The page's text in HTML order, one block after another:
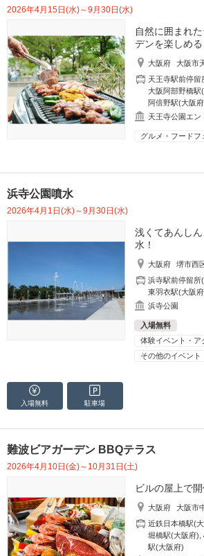
2026年4月15日(水)～9月30日(水)
自然に囲まれ
デンを楽しめる
大阪府
大阪市
天王寺駅前停留
大阪阿部野橋駅
阿倍野駅(大阪
天王寺公園エン
グルメ・フードフ
浜寺公園噴水
2026年4月1日(水)～9月30日(水)
浅くてあんし
水！
大阪府
堺市西
浜寺駅前停留所
東羽衣駅(大阪
浜寺公園
入場無料
体験イベント・ア
その他のイベント
入場無料 駐車場
難波ビアガーデン BBQテラス
2026年4月10日(金)～10月31日(土)
ビルの屋上で
大阪府
大阪市
近鉄日本橋駅(
堀橋駅(大阪府) ,
駅(大阪府)